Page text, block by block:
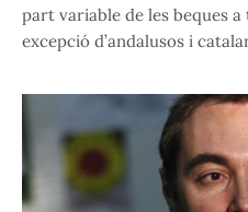
part variable de les beques
excepció d’andalusos i